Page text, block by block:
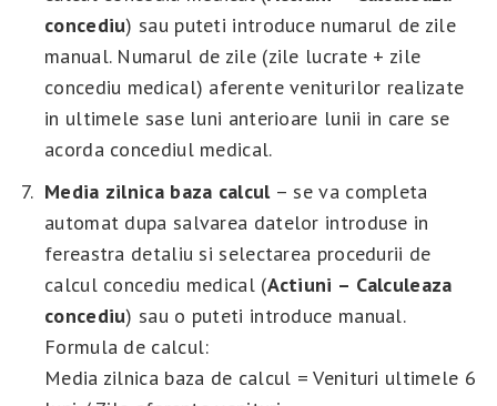
concediu) sau puteti introduce numarul de zile
manual. Numarul de zile (zile lucrate + zile
concediu medical) aferente veniturilor realizate
in ultimele sase luni anterioare lunii in care se
acorda concediul medical.
Media zilnica baza calcul– se va completa
automat dupa salvarea datelor introduse in
fereastra detaliu si selectarea procedurii de
calcul concediu medical (Actiuni – Calculeaza
concediu) sau o puteti introduce manual.
Formula de calcul:
Media zilnica baza de calcul = Venituri ultimele 6